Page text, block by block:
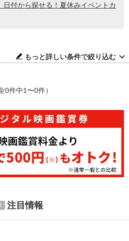
日付から探せる！夏休みイベントカ
もっと詳しい条件で絞り込む
0件中1〜0件）
注目情報